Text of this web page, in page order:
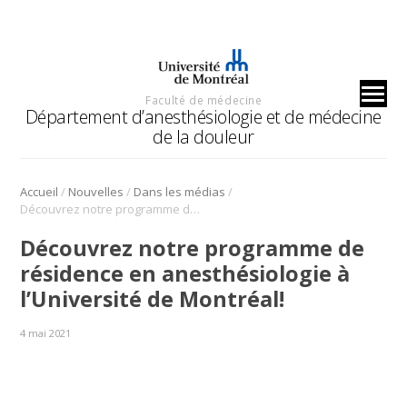
Faculté de médecine
Département d’anesthésiologie et de médecine
de la douleur
Accueil / Nouvelles / Dans les médias /
Découvrez notre programme de résidence en anesthésiologie à l’Université de Montréal!
Découvrez notre programme de
résidence en anesthésiologie à
l’Université de Montréal!
4 mai 2021